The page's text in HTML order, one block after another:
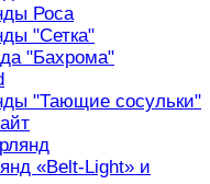
Роса
"Сетка"
"Бахрома"
"Тающие сосульки"
«Belt-Light» и